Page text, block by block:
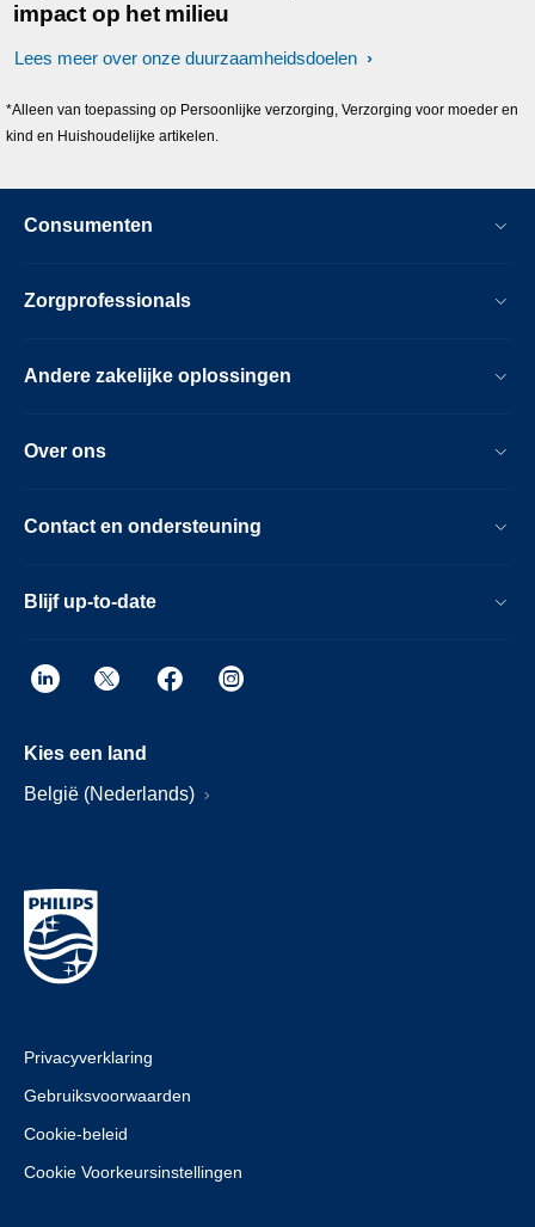
impact op het milieu
Lees meer over onze duurzaamheidsdoelen
*Alleen van toepassing op Persoonlijke verzorging, Verzorging voor moeder en
kind en Huishoudelijke artikelen.
Consumenten
Zorgprofessionals
Andere zakelijke oplossingen
Over ons
Contact en ondersteuning
Blijf up-to-date
Kies een land
België (Nederlands)
Privacyverklaring
Gebruiksvoorwaarden
Cookie-beleid
Cookie Voorkeursinstellingen